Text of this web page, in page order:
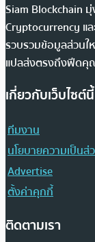
Siam Blockchain
Cryptocurrency แล
รวบรวมข้อมูลส่วนใ
แปลส่งตรงถึงฟีดคุ
เกี่ยวกับเว็บไซต์นี้
ทีมงาน
นโยบายความเป็นส่
Advertise
ตั้งค่าคุกกี้
ติดตามเรา